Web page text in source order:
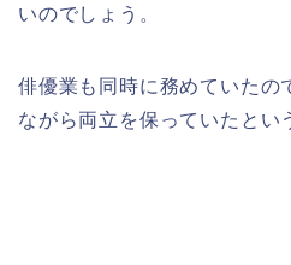
いのでしょう。
俳優業も同時に務めていたの
ながら両立を保っていたとい